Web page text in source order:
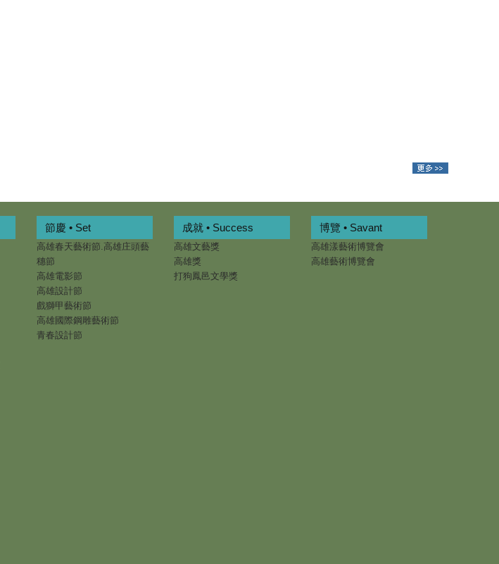
節慶 • Set
高雄春天藝術節.高雄庄頭藝
穗節
高雄電影節
高雄設計節
戲獅甲藝術節
高雄國際鋼雕藝術節
青春設計節
成就 • Success
高雄文藝獎
高雄獎
打狗鳳邑文學獎
博覽 • Savant
高雄漾藝術博覽會
高雄藝術博覽會